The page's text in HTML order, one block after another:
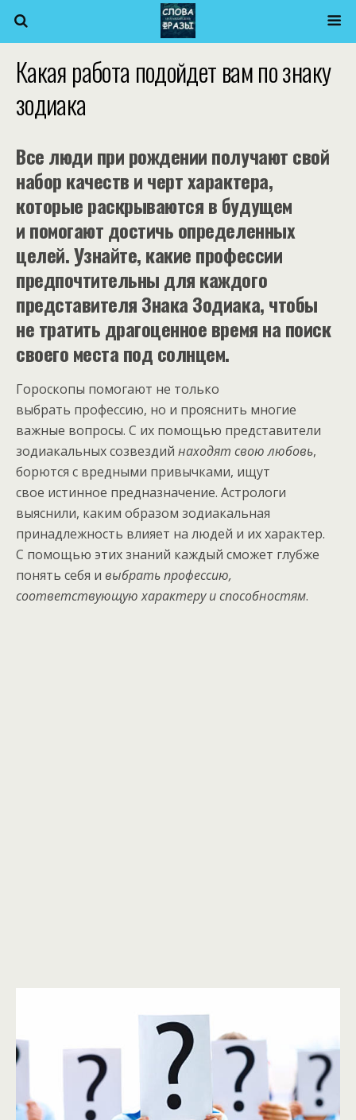
Какая работа подойдет вам по знаку
зодиака
Все люди при рождении получают свой
набор качеств и черт характера,
которые раскрываются в будущем
и помогают достичь определенных
целей. Узнайте, какие профессии
предпочтительны для каждого
представителя Знака Зодиака, чтобы
не тратить драгоценное время на поиск
своего места под солнцем.
Гороскопы помогают не только
выбрать профессию, но и прояснить многие
важные вопросы. С их помощью представители
зодиакальных созвездий находят свою любовь,
борются с вредными привычками, ищут
свое истинное предназначение. Астрологи
выяснили, каким образом зодиакальная
принадлежность влияет на людей и их характер.
С помощью этих знаний каждый сможет глубже
понять себя и выбрать профессию,
соответствующую характеру и способностям.